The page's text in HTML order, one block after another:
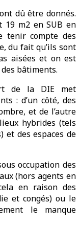
dû être donnés.
19 m2 en SUB en
tenir compte des
du fait qu’ils sont
aisées et on est
bâtiments.
de la DIE met
: d’un côté, des
et de l’autre
hybrides (tels
et des espaces de
occupation des
(hors agents en
en raison des
et congés) ou le
le manque